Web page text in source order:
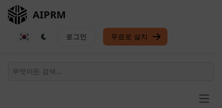
AIPRM
로그인 무료로 설치